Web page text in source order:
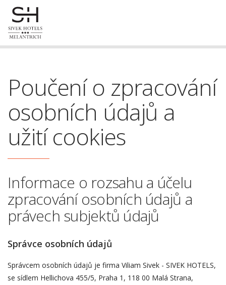
Strana nenalezena!
Poučení o zpracování
osobních údajů a
užití cookies
Informace o rozsahu a účelu
zpracování osobních údajů a
právech subjektů údajů
Správce osobních údajů
Správcem osobních údajů je firma Viliam Sivek - SIVEK HOTELS,
se sídlem Hellichova 455/5, Praha 1, 118 00 Malá Strana,